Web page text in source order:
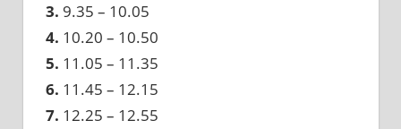
3. 9.35 – 10.05
4. 10.20 – 10.50
5. 11.05 – 11.35
6. 11.45 – 12.15
7. 12.25 – 12.55